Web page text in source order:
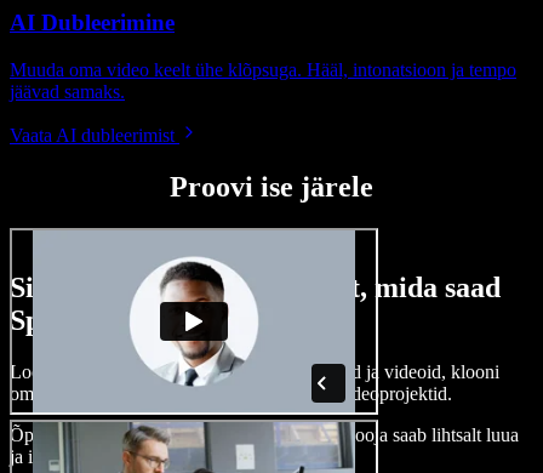
AI Dubleerimine
Muuda oma video keelt ühe klõpsuga. Hääl, intonatsioon ja tempo
jäävad samaks.
Vaata AI dubleerimist
Proovi ise järele
Siin on vaid väike osa sellest, mida saad
Speechify Studioga teha.
Loo voice-over’eid, kasuta tasuta pilte, helisid ja videoid, klooni
oma häält ja pane kokku terviklikud audio-videoprojektid.
Õppimiskõver puudub, kõik töötab veebis – looja saab lihtsalt luua
ja ideed kiiresti ellu viia.